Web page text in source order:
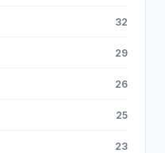
32
29
26
25
23